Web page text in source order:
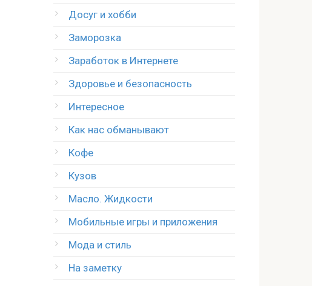
Досуг и хобби
Заморозка
Заработок в Интернете
Здоровье и безопасность
Интересное
Как нас обманывают
Кофе
Кузов
Масло. Жидкости
Мобильные игры и приложения
Мода и стиль
На заметку